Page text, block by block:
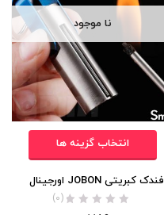
نا موجود
انتخاب گزینه ها
فندک کبریتی JOBON اورجینال
(0)